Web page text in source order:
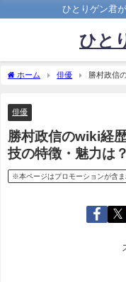
ひとりゲン君
ひと
ホーム 俳優
勝村政信
俳優
勝村政信のwiki経
技の特徴・魅力は
※本ページはプロモーションが含ま